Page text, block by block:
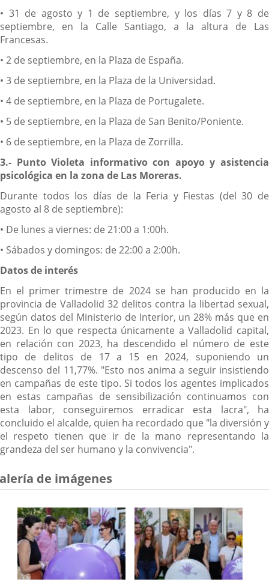
• 31 de agosto y 1 de septiembre, y los días 7 y 8 de
septiembre, en la Calle Santiago, a la altura de Las
Francesas.
• 2 de septiembre, en la Plaza de España.
• 3 de septiembre, en la Plaza de la Universidad.
• 4 de septiembre, en la Plaza de Portugalete.
• 5 de septiembre, en la Plaza de San Benito/Poniente.
• 6 de septiembre, en la Plaza de Zorrilla.
3.- Punto Violeta informativo con apoyo y asistencia
psicológica en la zona de Las Moreras.
Durante todos los días de la Feria y Fiestas (del 30 de
agosto al 8 de septiembre):
• De lunes a viernes: de 21:00 a 1:00h.
• Sábados y domingos: de 22:00 a 2:00h.
Datos de interés
En el primer trimestre de 2024 se han producido en la
provincia de Valladolid 32 delitos contra la libertad sexual,
según datos del Ministerio de Interior, un 28% más que en
2023. En lo que respecta únicamente a Valladolid capital,
en relación con 2023, ha descendido el número de este
tipo de delitos de 17 a 15 en 2024, suponiendo un
descenso del 11,77%. "Esto nos anima a seguir insistiendo
en campañas de este tipo. Si todos los agentes implicados
en estas campañas de sensibilización continuamos con
esta labor, conseguiremos erradicar esta lacra", ha
concluido el alcalde, quien ha recordado que "la diversión y
el respeto tienen que ir de la mano representando la
grandeza del ser humano y la convivencia".
de imágenes